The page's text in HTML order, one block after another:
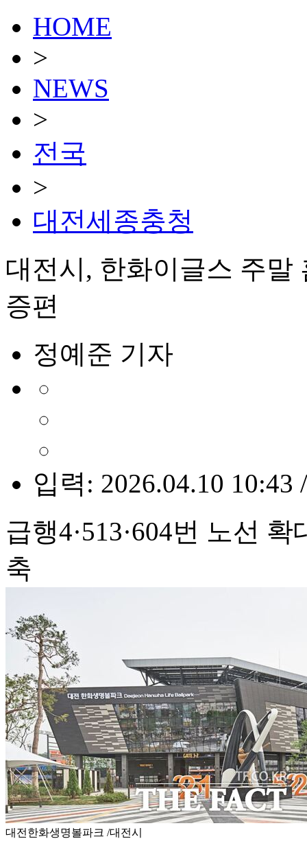
HOME
>
NEWS
>
전국
>
대전세종충청
대전시, 한화이글스 주말
증편
정예준 기자
입력: 2026.04.10 10:43
급행4·513·604번 노선
축
대전한화생명볼파크 /대전시